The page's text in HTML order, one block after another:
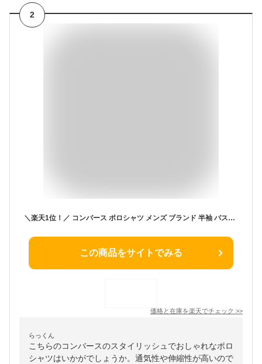
2
＼楽天1位！／ コンバース ポロシャツ メンズ ブランド 半袖 バスケ 吸汗 速乾 チーム ボタンダウン 立ち襟 黒 白 紺 CONVERSE CB221402 大きいサイズ 有 ゴルフ スポーツウェア トレーニングウェア スポーツ おしゃれ
この商品をサイトでみる
価格と在庫を楽天でチェック >>
らっくん
こちらのコンバースのスタイリッシュでおしゃれなポロ
シャツはいかがでしょうか。通気性や伸縮性が高いので